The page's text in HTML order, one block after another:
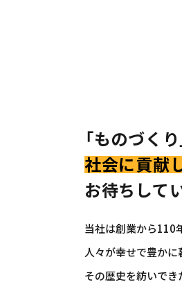
「ものづく
社会に貢献
お待ちして
当社は創業から110
人々が幸せで豊かに
その歴史を紡いでき